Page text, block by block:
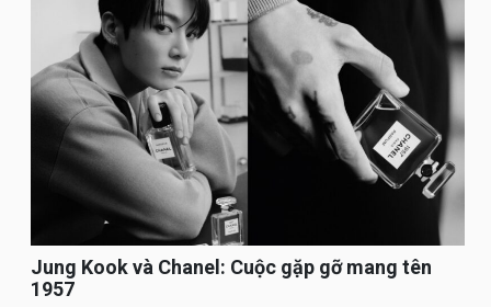
Jung Kook và Chanel: Cuộc gặp gỡ mang tên
1957